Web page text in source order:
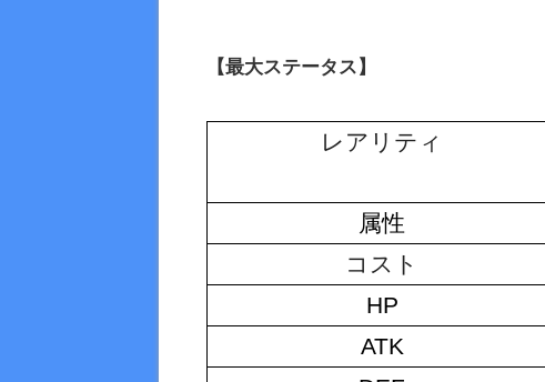
【最大ステータス】
レアリティ
属性
コスト
HP
ATK